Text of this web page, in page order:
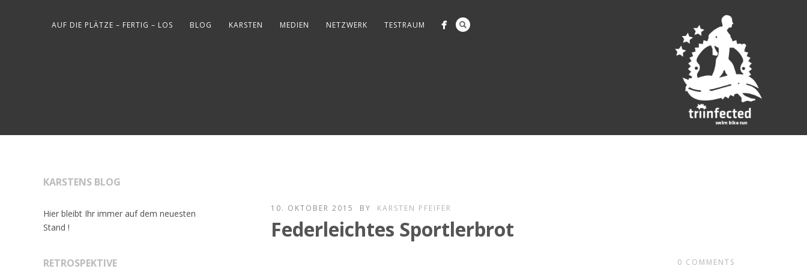
AUF DIE PLÄTZE – FERTIG – LOS BLOG KARSTEN MEDIEN NETZWERK TESTRAUM
10. OKTOBER 2015 BY KARSTEN PFEIFER
Federleichtes Sportlerbrot
0 COMMENTS
KARSTENS BLOG
Hier bleibt Ihr immer auf dem neuesten
Stand !
RETROSPEKTIVE